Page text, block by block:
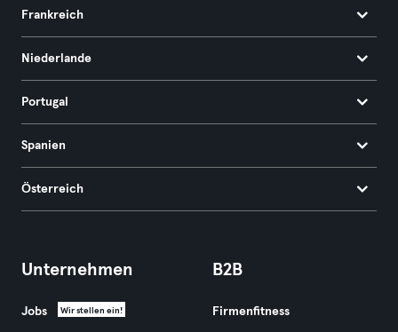
Frankreich
Niederlande
Portugal
Spanien
Österreich
Unternehmen
Jobs Wir stellen ein!
B2B
Firmenfitness